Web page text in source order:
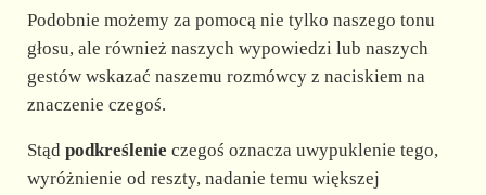
Podobnie możemy za pomocą nie tylko naszego tonu
głosu, ale również naszych wypowiedzi lub naszych
gestów wskazać naszemu rozmówcy z naciskiem na
znaczenie czegoś.
Stąd podkreślenie czegoś oznacza uwypuklenie tego,
wyróżnienie od reszty, nadanie temu większej